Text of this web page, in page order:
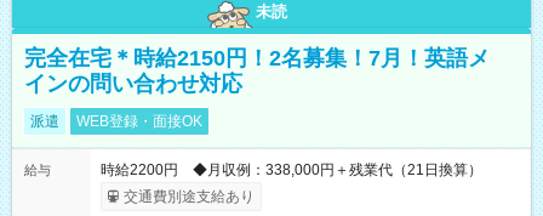
未読
完全在宅＊時給2150円！2名募集！7月！英語メ
インの問い合わせ対応
派遣 WEB登録・面接OK
給与
時給2200円 ◆月収例：338,000円＋残業代（21日換算）
交通費別途支給あり